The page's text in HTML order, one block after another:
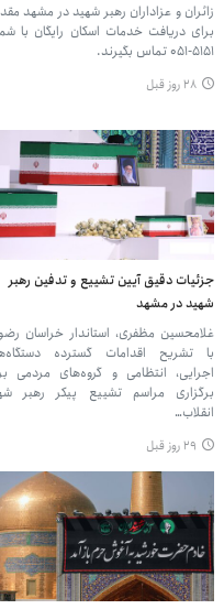
زائران و عزاداران رهبر شهید در مشهد
برای دریافت خدمات اسکان رایگان با
۵۱۵۱-۰۵۱ تماس بگیرند.
۲۸ روز قبل
جزئیات دقیق آیین تشییع و تدفین رهبر
شهید در مشهد
غلامحسین مظفری، استاندار خراسان
با تشریح اقدامات گسترده
اجرایی، انتظامی و گروه‌های مردمی
برگزاری مراسم تشییع پیکر رهبر
انقلاب…
۲۹ روز قبل